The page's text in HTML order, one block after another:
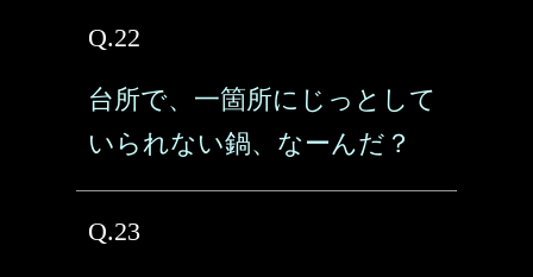
Q.22
台所で、一箇所にじっとして
いられない鍋、なーんだ？
Q.23